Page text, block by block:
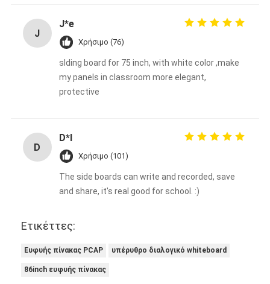
J
J*e
Χρήσιμο (76)
slding board for 75 inch, with white color ,make
my panels in classroom more elegant,
protective
D
D*l
Χρήσιμο (101)
The side boards can write and recorded, save
and share, it's real good for school. :)
Ετικέττες:
Ευφυής πίνακας PCAP υπέρυθρο διαλογικό whiteboard
86inch ευφυής πίνακας